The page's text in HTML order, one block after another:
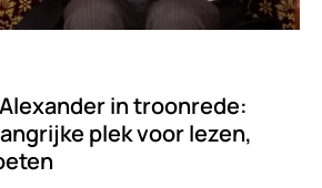
in troonrede:
plek voor lezen,